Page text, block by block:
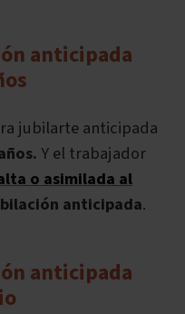
anticipada
jubilarte anticipada
Y el trabajador
o asimilada al
anticipada.
anticipada